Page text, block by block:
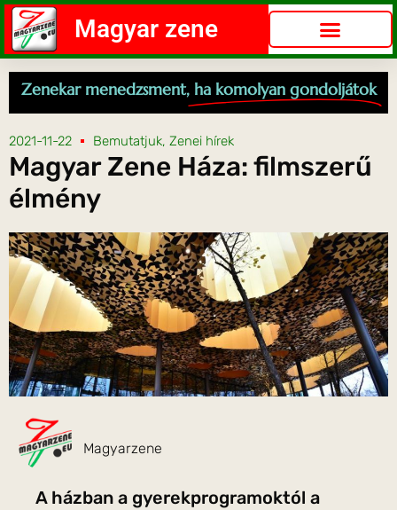
Magyar zene
Zenekar menedzsment, ha komolyan gondoljátok
2021-11-22 Bemutatjuk, Zenei hírek
Magyar Zene Háza: filmszerű
élmény
Magyarzene
A házban a gyerekprogramoktól a